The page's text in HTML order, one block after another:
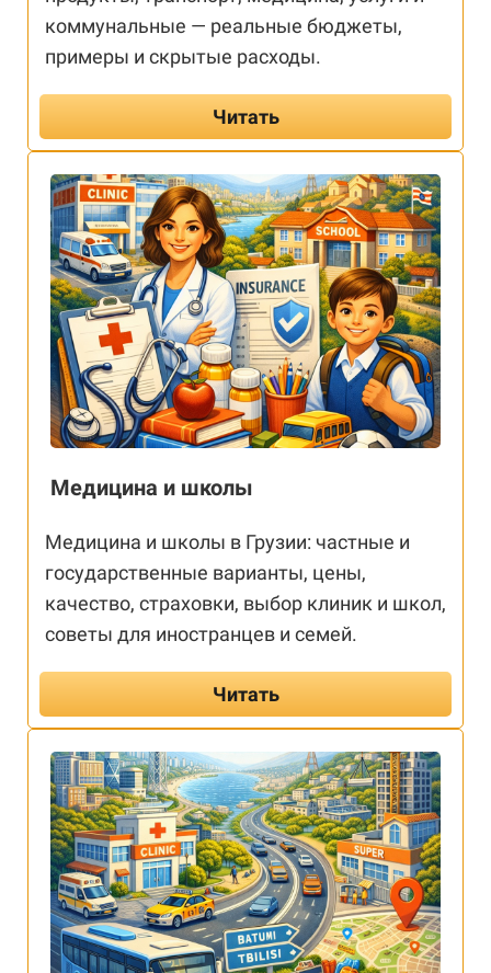
коммунальные — реальные бюджеты,
примеры и скрытые расходы.
Читать
Медицина и школы
Медицина и школы в Грузии: частные и
государственные варианты, цены,
качество, страховки, выбор клиник и школ,
советы для иностранцев и семей.
Читать